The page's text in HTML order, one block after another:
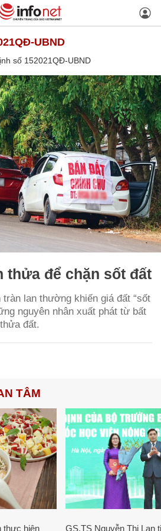
UBND
số 152021QĐ-UBND
thửa để chặn sốt đất
lan thường khiến giá đất “sốt
nguyên nhân xuất phát từ bất
đất.
TÂM
thực hiện GS.TS Nguyễn Thị Lan